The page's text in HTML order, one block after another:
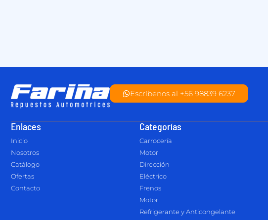
Escríbenos al +56 98839 6237
Enlaces
Inicio
Nosotros
Catálogo
Ofertas
Contacto
Categorías
Carrocería
Motor
Dirección
Eléctrico
Frenos
Motor
Refrigerante y Anticongelante